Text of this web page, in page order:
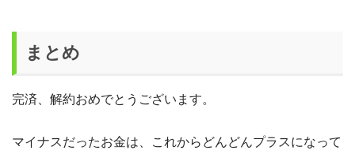
まとめ
完済、解約おめでとうございます。
マイナスだったお金は、これからどんどんプラスになって